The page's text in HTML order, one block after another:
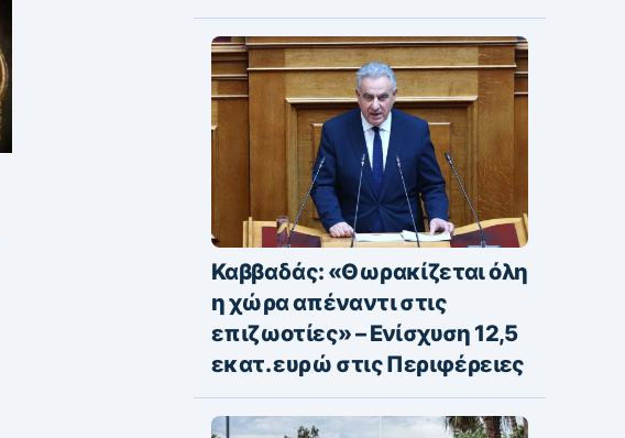
Καββαδάς: «Θωρακίζεται όλη
η χώρα απέναντι στις
επιζωοτίες» – Ενίσχυση 12,5
εκατ. ευρώ στις Περιφέρειες